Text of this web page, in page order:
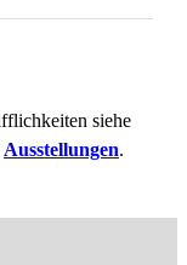
siehe
Ausstellungen.